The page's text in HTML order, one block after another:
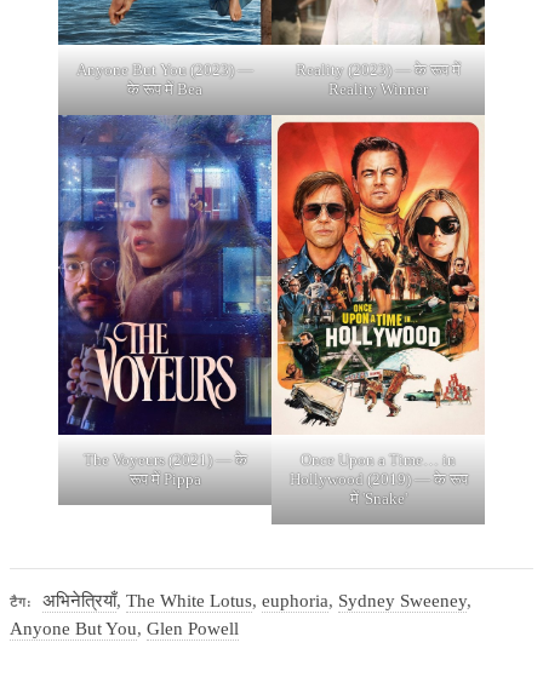
Anyone But You (2023) —
के रूप में Bea
Reality (2023) — के रूप में
Reality Winner
The Voyeurs (2021) — के
रूप में Pippa
Once Upon a Time… in
Hollywood (2019) — के रूप
में 'Snake'
टैग: अभिनेत्रियाँ,The White Lotus,euphoria, Sydney Sweeney,
Anyone But You, Glen Powell